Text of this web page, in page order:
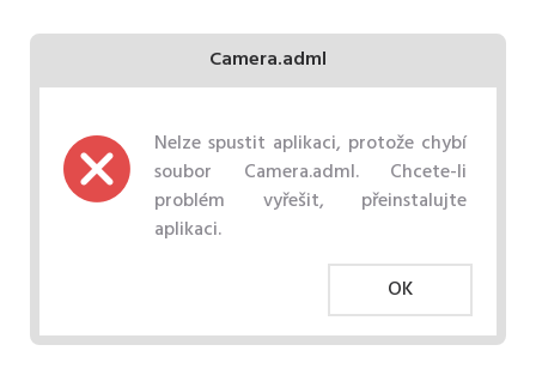
Camera.adml
Nelze spustit aplikaci, protože chybí
soubor Camera.adml. Chcete-li
problém vyřešit, přeinstalujte
aplikaci.
OK